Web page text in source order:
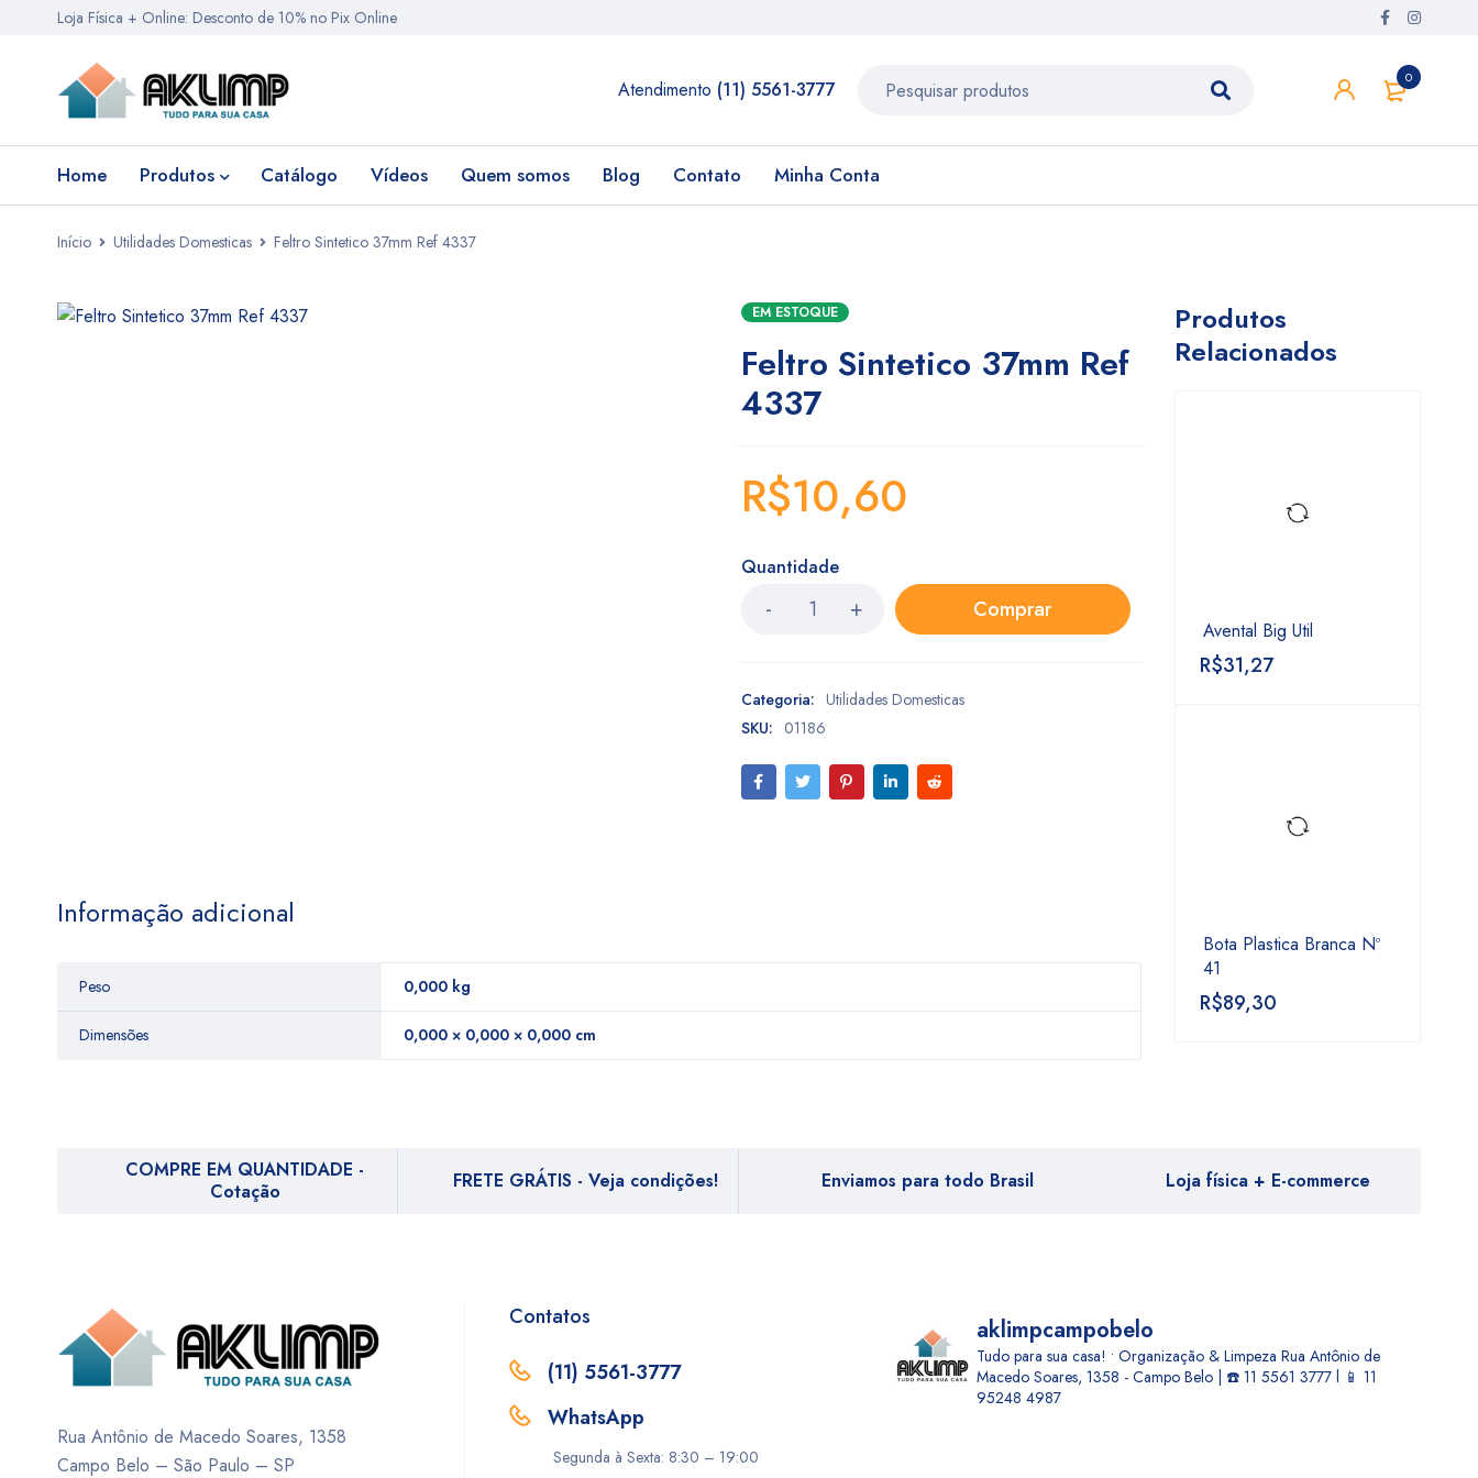
Loja Física + Online: Desconto de 10% no Pix Online
0
Atendimento (11) 5561-3777
Home Produtos Catálogo Vídeos Quem somos Blog Contato Minha Conta
Início Utilidades Domesticas Feltro Sintetico 37mm Ref 4337
EM ESTOQUE
Feltro Sintetico 37mm Ref
4337
R$10,60
Quantidade
Comprar
Categoria: Utilidades Domesticas
SKU: 01186
Informação adicional
Peso 0,000 kg
Dimensões 0,000 × 0,000 × 0,000 cm
Produtos
Relacionados
Avental Big Util
R$31,27
Bota Plastica Branca Nº
41
R$89,30
COMPRE EM QUANTIDADE -
Cotação
FRETE GRÁTIS - Veja condições! Enviamos para todo Brasil Loja física + E-commerce
Rua Antônio de Macedo Soares, 1358
Campo Belo – São Paulo – SP
Contatos
(11) 5561-3777
WhatsApp
Segunda à Sexta: 8:30 – 19:00
aklimpcampobelo
Tudo para sua casa! • Organização & Limpeza Rua Antônio de
Macedo Soares, 1358 - Campo Belo | ☎️ 11 5561 3777 l 📱 11
95248 4987